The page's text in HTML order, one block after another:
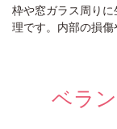
枠や窓ガラス周り
理です。内部の損傷
ベラ